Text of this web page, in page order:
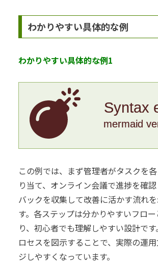
わかりやすい具体的な例
わかりやすい具体的な例1
Syntax
mermaid
この例では、まず管理者がタスクを
り当て、オンライン会議で進捗を確
バックを収集して改善に活かす流れ
す。各ステップは分かりやすいフロ
り、初心者でも理解しやすい設計で
ロセスを図示することで、実際の運
ジしやすくなっています。